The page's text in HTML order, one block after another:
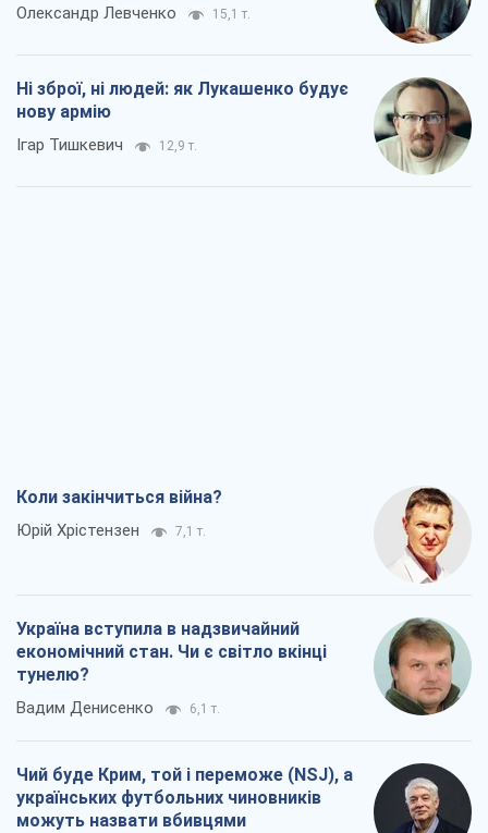
Олександр Левченко 15,1 т.
Ні зброї, ні людей: як Лукашенко будує
нову армію
Ігар Тишкевич 12,9 т.
Коли закінчиться війна?
Юрій Хрістензен 7,1 т.
Україна вступила в надзвичайний
економічний стан. Чи є світло вкінці
тунелю?
Вадим Денисенко 6,1 т.
Чий буде Крим, той і переможе (NSJ), а
українських футбольних чиновників
можуть назвати вбивцями